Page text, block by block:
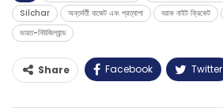
Silchar
অন্তর্বর্তী বাজেট এবং প্রত্যাশা বরাক নাইট ক্রিকেট
ভারত-নিউজিল্যান্ড
Share Facebook Twitter